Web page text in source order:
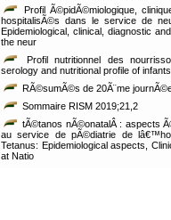
Profil Ã©pidÃ©miologique,
hospitalisÃ©s dans le service de
Epidemiological, clinical, diagnostic
the neur
Profil nutritionnel des
serology and nutritional profile of
RÃ©sumÃ©s de 20Ã¨me
Sommaire RISM 2019;21,2
tÃ©tanos nÃ©onatalÂ : aspects
au service de pÃ©diatrie de
Tetanus: Epidemiological aspects,
at Natio